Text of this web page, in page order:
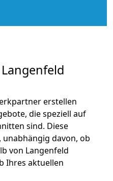
erstellen
die speziell auf
sind. Diese
davon, ob
von Langenfeld
Ihres aktuellen